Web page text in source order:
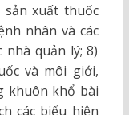
sản xuất thuốc
nhân và các
nhà quản lý; 8)
và môi giới,
khuôn khổ bài
các biểu hiện